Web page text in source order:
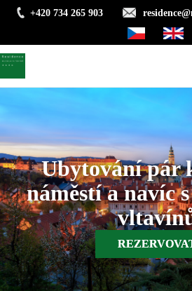
Přejít
obsahu
+420 734 265 903
Čeština Anglicky
Ubytování pár
náměstí a navíc